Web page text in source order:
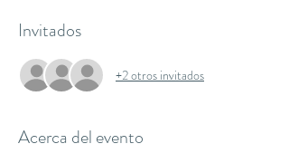
Invitados
+2 otros invitados
Acerca del evento